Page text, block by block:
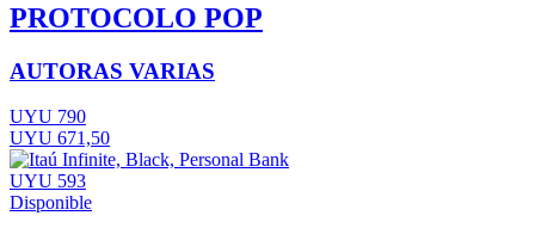
PROTOCOLO POP
AUTORAS VARIAS
UYU 790
UYU 671,50
UYU 593
Disponible